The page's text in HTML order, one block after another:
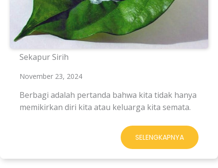
Sekapur Sirih
November 23, 2024
Berbagi adalah pertanda bahwa kita tidak hanya
memikirkan diri kita atau keluarga kita semata.
SELENGKAPNYA